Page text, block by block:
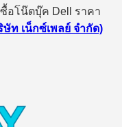
อโน๊ตบุ๊ค Dell ราคา
ษัท เน็กซ์เพลย์ จำกัด)